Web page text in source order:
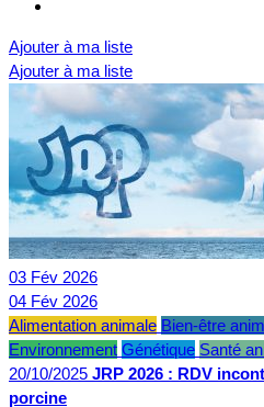
Ajouter à ma liste
Ajouter à ma liste
03 Fév 2026
04 Fév 2026
Alimentation animale Bien-être
Environnement Génétique Santé
20/10/2025 JRP 2026 : RDV
porcine